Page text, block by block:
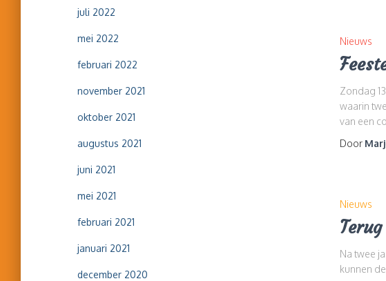
juli 2022
mei 2022
februari 2022
november 2021
oktober 2021
augustus 2021
juni 2021
mei 2021
februari 2021
januari 2021
december 2020
Nieuws
Zondag
waarin
van een
Door
Nieuws
Na twee
kunnen